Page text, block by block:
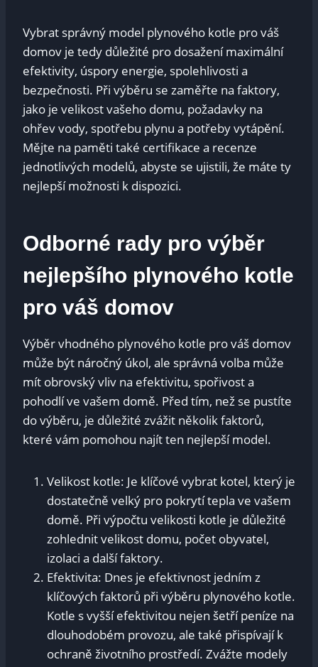
Vybrat správný model plynového kotle pro váš
domov je tedy důležité pro dosažení maximální
efektivity, úspory energie, spolehlivosti a
bezpečnosti. Při výběru se zaměřte na faktory,
jako je velikost vašeho domu, požadavky na
ohřev vody, spotřebu plynu a potřeby vytápění.
Mějte na paměti také certifikace a recenze
jednotlivých modelů, abyste se ujistili, že máte ty
nejlepší možnosti k dispozici.
Odborné rady pro výběr
nejlepšího plynového kotle
pro váš domov
Výběr vhodného plynového kotle pro váš domov
může být náročný úkol, ale správná volba může
mít obrovský vliv na efektivitu, spořivost a
pohodlí ve vašem domě. Před tím, než se pustíte
do výběru, je důležité zvážit několik faktorů,
které vám pomohou najít ten nejlepší model.
Velikost kotle: Je klíčové vybrat kotel, který je
dostatečně velký pro pokrytí tepla ve vašem
domě. Při výpočtu velikosti kotle je důležité
zohlednit velikost domu, počet obyvatel,
izolaci a další faktory.
Efektivita: Dnes je efektivnost jedním z
klíčových faktorů při výběru plynového kotle.
Kotle s vyšší efektivitou nejen šetří peníze na
dlouhodobém provozu, ale také přispívají k
ochraně životního prostředí. Zvážte modely